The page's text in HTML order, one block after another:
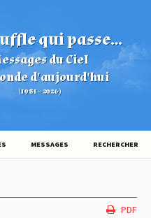
qui passe...
du Ciel
d'aujourd'hui
(1981 – 2026)
MESSAGES RECHERCHER
PDF